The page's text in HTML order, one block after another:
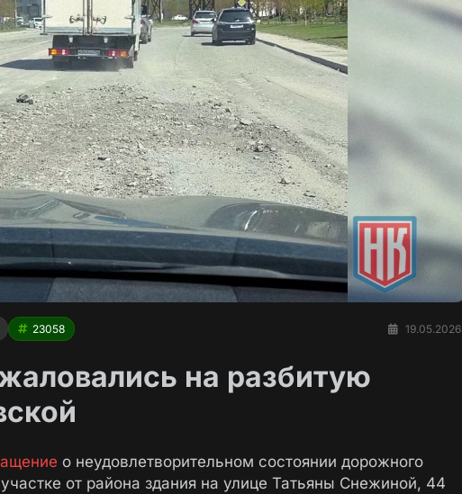
23058 19.05.2026
на разбитую
о неудовлетворительном состоянии дорожного
от района здания на улице Татьяны Снежиной, 44